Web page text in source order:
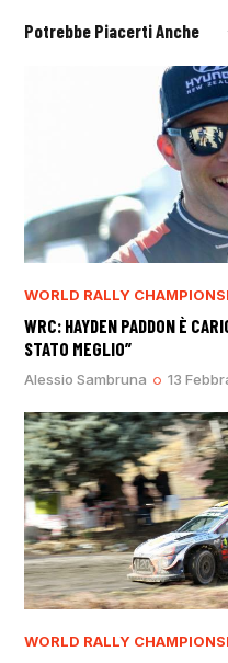
Potrebbe Piacerti Anche
WORLD RALLY
WRC: HAYDEN PADDON È
STATO MEGLIO”
Alessio Sambruna 13
WORLD RALLY